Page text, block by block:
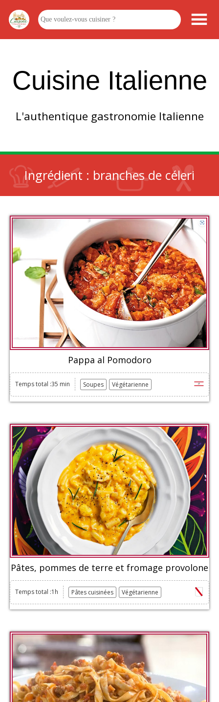
Cuisine Italienne
L'authentique gastronomie Italienne
Ingrédient : branches de céleri
Pappa al Pomodoro
Temps total :35 min Soupes Végétarienne
Pâtes, pommes de terre et fromage provolone
Temps total :1h Pâtes cuisinées Végétarienne